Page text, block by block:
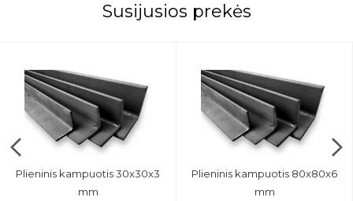
Susijusios prekės
Plieninis kampuotis 30x30x3
mm
Plieninis kampuotis 80x80x6
mm